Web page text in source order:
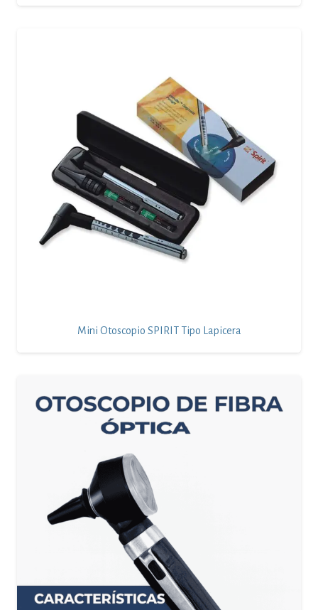
Mini Otoscopio SPIRIT Tipo Lapicera